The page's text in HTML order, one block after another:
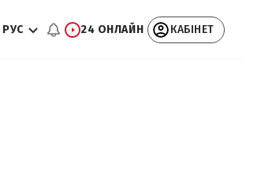
РУС 24 ОНЛАЙН КАБІНЕТ